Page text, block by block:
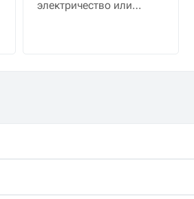
электричество или